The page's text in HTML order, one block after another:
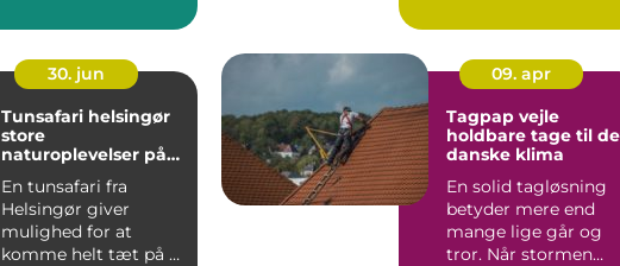
ofte svære juri...
30. jun
Tunsafari helsingør
store
naturoplevelser på
En tunsafari fra
Helsingør giver
mulighed for at
komme helt tæt på et
09. apr
Tagpap vejle
holdbare tage til
danske klima
En solid tagløsning
betyder mere end
mange lige går og
tror. Når stormen